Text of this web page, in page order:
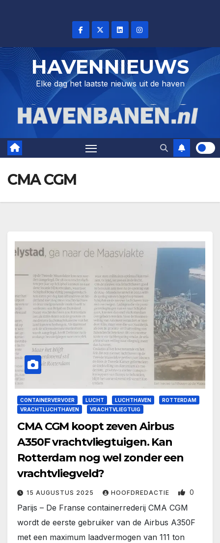
HAVENNIEUWS
Elke dag het laatste nieuws uit de haven
CMA CGM
CONTAINERVERVOER LUCHT LUCHTHAVEN
ROTTERDAM
VRACHTLUCHTHAVEN
VRACHTVLIEGTUIG
CMA CGM koopt zeven Airbus
A350F vrachtvliegtuigen. Kan
Rotterdam nog wel zonder een
vrachtvliegveld?
15 AUGUSTUS 2025 HOOFDREDACTIE 0
Parijs – De Franse containerrederij CMA CGM
wordt de eerste gebruiker van de Airbus A350F
met een maximum laadvermogen van 111 ton